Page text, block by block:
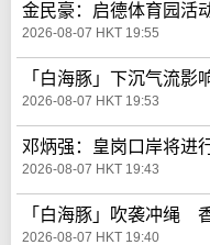
金民豪：启德体育园活
2026-08-07 HKT 19:55
「白海豚」下沉气流影
2026-08-07 HKT 19:53
邓炳强：皇岗口岸将进
2026-08-07 HKT 19:43
「白海豚」吹袭冲绳
2026-08-07 HKT 19:40